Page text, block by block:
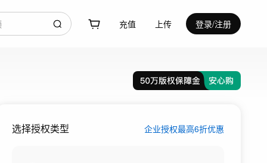
充值 上传 登录/注册
选择授权类型 企业授权最高6折优惠